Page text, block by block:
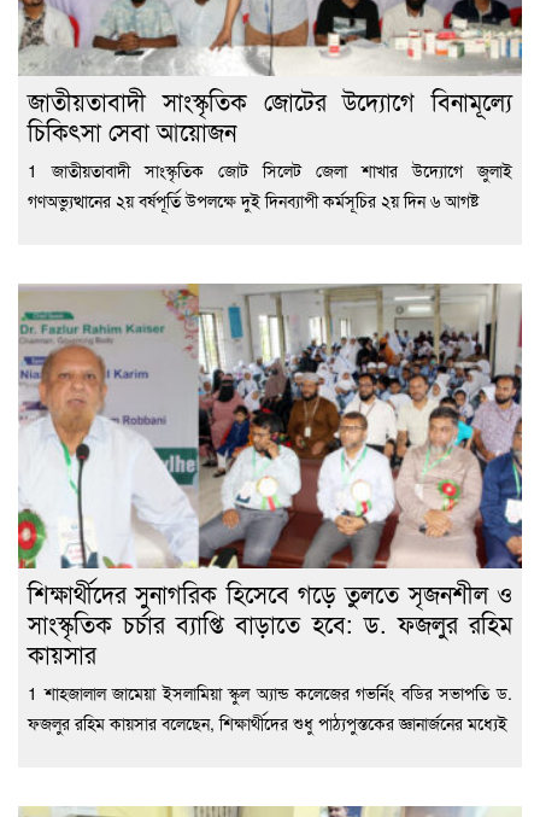
জাতীয়তাবাদী সাংস্কৃতিক জোটের উদ্যোগে বিনামূল্যে
চিকিৎসা সেবা আয়োজন
1 জাতীয়তাবাদী সাংস্কৃতিক জোট সিলেট জেলা শাখার উদ্যোগে জুলাই
গণঅভ্যুত্থানের ২য় বর্ষপূর্তি উপলক্ষে দুই দিনব্যাপী কর্মসূচির ২য় দিন ৬ আগষ্ট
শিক্ষার্থীদের সুনাগরিক হিসেবে গড়ে তুলতে সৃজনশীল ও
সাংস্কৃতিক চর্চার ব্যাপ্তি বাড়াতে হবে: ড. ফজলুর রহিম
কায়সার
1 শাহজালাল জামেয়া ইসলামিয়া স্কুল অ্যান্ড কলেজের গভর্নিং বডির সভাপতি ড.
ফজলুর রহিম কায়সার বলেছেন, শিক্ষার্থীদের শুধু পাঠ্যপুস্তকের জ্ঞানার্জনের মধ্যেই